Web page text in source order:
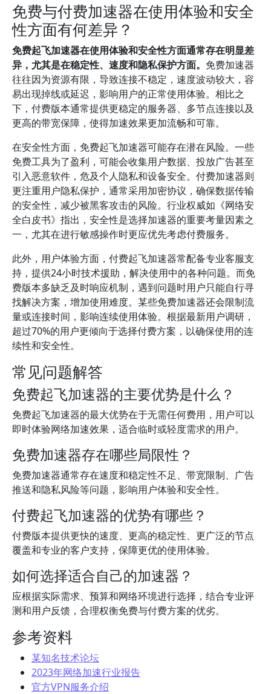
免费与付费加速器在使用体验和安全
性方面有何差异？
免费起飞加速器在使用体验和安全性方面通常存在明显差
异，尤其是在稳定性、速度和隐私保护方面。 免费加速器
往往因为资源有限，导致连接不稳定，速度波动较大，容
易出现掉线或延迟，影响用户的正常使用体验。相比之
下，付费版本通常提供更稳定的服务器、多节点连接以及
更高的带宽保障，使得加速效果更加流畅和可靠。
在安全性方面，免费起飞加速器可能存在潜在风险。一些
免费工具为了盈利，可能会收集用户数据、投放广告甚至
引入恶意软件，危及个人隐私和设备安全。付费加速器则
更注重用户隐私保护，通常采用加密协议，确保数据传输
的安全性，减少被黑客攻击的风险。行业权威如《网络安
全白皮书》指出，安全性是选择加速器的重要考量因素之
一，尤其在进行敏感操作时更应优先考虑付费服务。
此外，用户体验方面，付费起飞加速器常配备专业客服支
持，提供24小时技术援助，解决使用中的各种问题。而免
费版本多缺乏及时响应机制，遇到问题时用户只能自行寻
找解决方案，增加使用难度。某些免费加速器还会限制流
量或连接时间，影响连续使用体验。根据最新用户调研，
超过70%的用户更倾向于选择付费方案，以确保使用的连
续性和安全性。
常见问题解答
免费起飞加速器的主要优势是什么？
免费起飞加速器的最大优势在于无需任何费用，用户可以
即时体验网络加速效果，适合临时或轻度需求的用户。
免费加速器存在哪些局限性？
免费加速器通常存在速度和稳定性不足、带宽限制、广告
推送和隐私风险等问题，影响用户体验和安全性。
付费起飞加速器的优势有哪些？
付费版本提供更快的速度、更高的稳定性、更广泛的节点
覆盖和专业的客户支持，保障更优的使用体验。
如何选择适合自己的加速器？
应根据实际需求、预算和网络环境进行选择，结合专业评
测和用户反馈，合理权衡免费与付费方案的优劣。
参考资料
某知名技术论坛
2023年网络加速行业报告
官方VPN服务介绍